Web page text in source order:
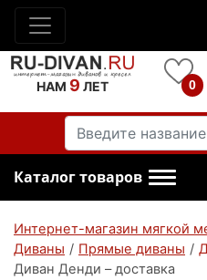
НАМ 9 ЛЕТ 0
Каталог товаров
Интернет-магазин мягкой
Диваны / Прямые диваны /
Диван Денди – доставка